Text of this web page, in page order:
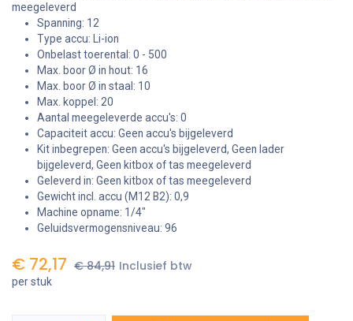
meegeleverd
Spanning: 12
Type accu: Li-ion
Onbelast toerental: 0 - 500
Max. boor Ø in hout: 16
Max. boor Ø in staal: 10
Max. koppel: 20
Aantal meegeleverde accu's: 0
Capaciteit accu: Geen accu's bijgeleverd
Kit inbegrepen: Geen accu's bijgeleverd, Geen lader
bijgeleverd, Geen kitbox of tas meegeleverd
Geleverd in: Geen kitbox of tas meegeleverd
Gewicht incl. accu (M12 B2): 0,9
Machine opname: 1/4″
Geluidsvermogensniveau: 96
€ 72,17 €84,91 Inclusief btw
per stuk